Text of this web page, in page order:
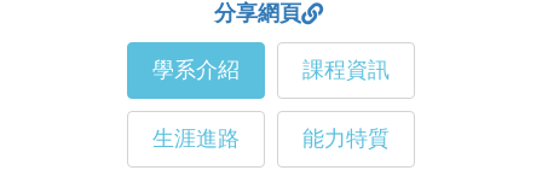
分享網頁
學系介紹 課程資訊
生涯進路 能力特質